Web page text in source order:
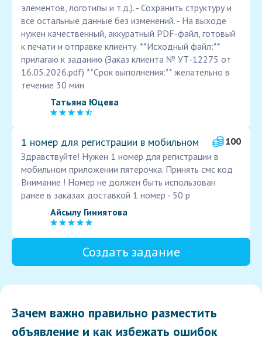
элементов, логотипы и т.д.). - Сохранить структуру и
все остальные данные без изменений. - На выходе
нужен качественный, аккуратный PDF-файл, готовый
к печати и отправке клиенту. **Исходный файл:**
прилагаю к заданию (Заказ клиента № УТ-12275 от
16.05.2026.pdf) **Срок выполнения:** желательно в
течение 30 мин
Татьяна Юцева
1 номер для регистрации в мобильном
100
Здравствуйте! Нужен 1 номер для регистрации в
мобильном приложении пятерочка. Принять смс код
Внимание ! Номер не должен быть использован
ранее в заказах доставкой 1 номер - 50 р
Айсылу Гиниятова
Создать задание
Зачем важно правильно разместить
объявление и как избежать ошибок